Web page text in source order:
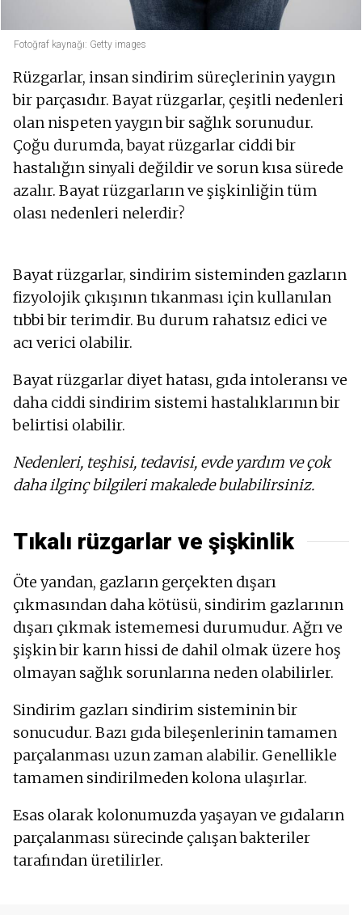
Fotoğraf kaynağı: Getty images
Rüzgarlar, insan sindirim süreçlerinin yaygın
bir parçasıdır. Bayat rüzgarlar, çeşitli nedenleri
olan nispeten yaygın bir sağlık sorunudur.
Çoğu durumda, bayat rüzgarlar ciddi bir
hastalığın sinyali değildir ve sorun kısa sürede
azalır. Bayat rüzgarların ve şişkinliğin tüm
olası nedenleri nelerdir?
Bayat rüzgarlar, sindirim sisteminden gazların
fizyolojik çıkışının tıkanması için kullanılan
tıbbi bir terimdir. Bu durum rahatsız edici ve
acı verici olabilir.
Bayat rüzgarlar diyet hatası, gıda intoleransı ve
daha ciddi sindirim sistemi hastalıklarının bir
belirtisi olabilir.
Nedenleri, teşhisi, tedavisi, evde yardım ve çok
daha ilginç bilgileri makalede bulabilirsiniz.
Tıkalı rüzgarlar ve şişkinlik
Öte yandan, gazların gerçekten dışarı
çıkmasından daha kötüsü, sindirim gazlarının
dışarı çıkmak istememesi durumudur. Ağrı ve
şişkin bir karın hissi de dahil olmak üzere hoş
olmayan sağlık sorunlarına neden olabilirler.
Sindirim gazları sindirim sisteminin bir
sonucudur. Bazı gıda bileşenlerinin tamamen
parçalanması uzun zaman alabilir. Genellikle
tamamen sindirilmeden kolona ulaşırlar.
Esas olarak kolonumuzda yaşayan ve gıdaların
parçalanması sürecinde çalışan bakteriler
tarafından üretilirler.